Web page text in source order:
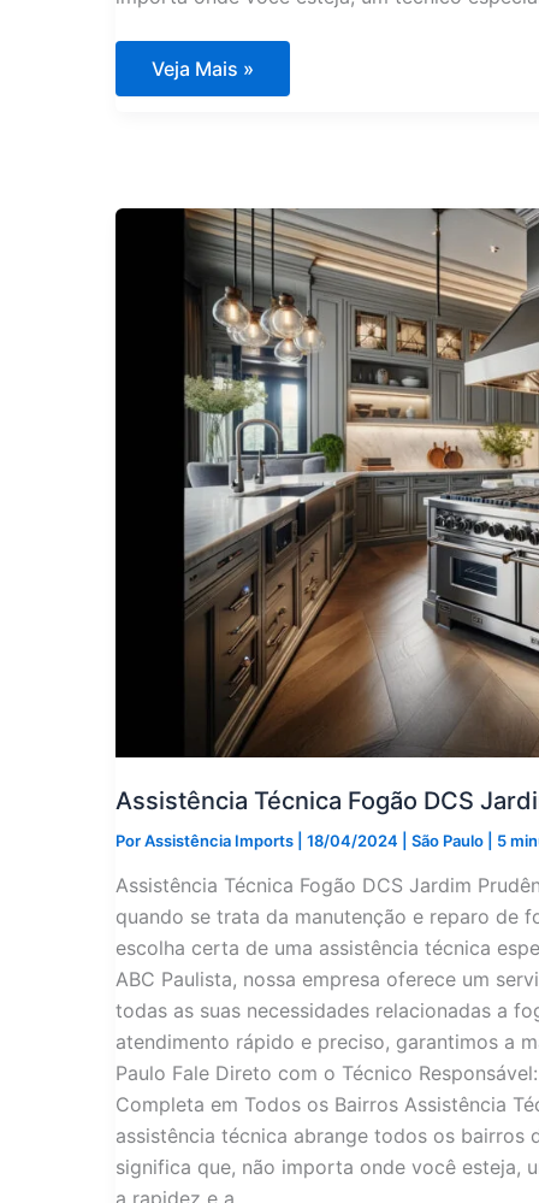
Assistência
Técnica
Veja Mais »
Assistência Técnica Fogão DCS
PorAssistência Imports 18/04/2024 São Paulo 5
Assistência Técnica Fogão DCS Jardim
quando se trata da manutenção e reparo de
escolha certa de uma assistência técnica
ABC Paulista, nossa empresa oferece um
todas as suas necessidades relacionadas a
atendimento rápido e preciso, garantimos a
Paulo Fale Direto com o Técnico
Completa em Todos os Bairros Assistência
assistência técnica abrange todos os bairros
significa que, não importa onde você esteja,